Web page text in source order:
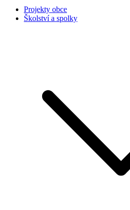
Projekty obce
Školství a spolky